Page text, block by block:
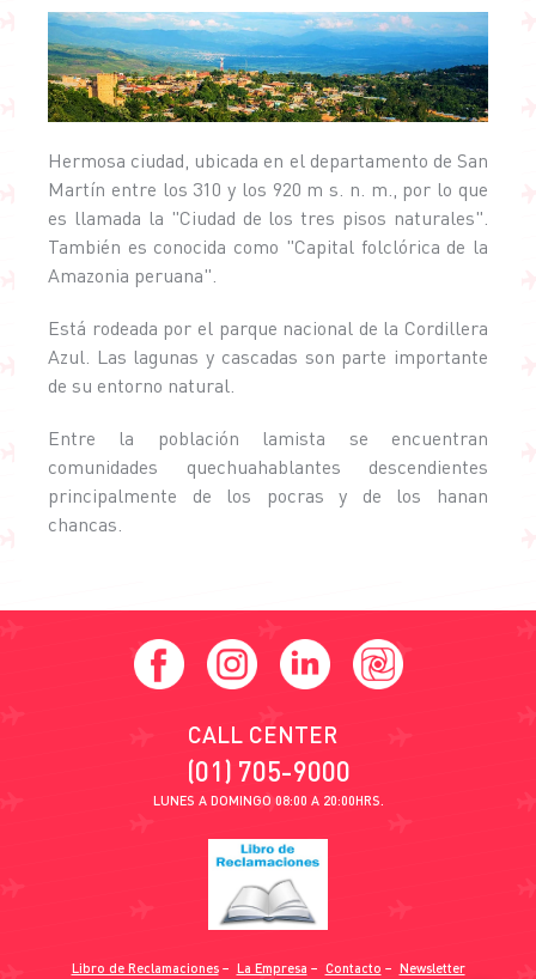
Hermosa ciudad, ubicada en el departamento de San
Martín entre los 310 y los 920 m s. n. m., por lo que
es llamada la "Ciudad de los tres pisos naturales".
También es conocida como "Capital folclórica de la
Amazonia peruana".
Está rodeada por el parque nacional de la Cordillera
Azul. Las lagunas y cascadas son parte importante
de su entorno natural.
Entre la población lamista se encuentran
comunidades quechuahablantes descendientes
principalmente de los pocras y de los hanan
chancas.
CALL CENTER
(01) 705-9000
LUNES A DOMINGO 08:00 A 20:00HRS.
Libro de Reclamaciones− La Empresa − Contacto − Newsletter